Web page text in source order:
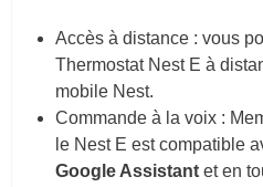
Accès à distance : vous
Thermostat Nest E à
mobile Nest.
Commande à la voix :
le Nest E est compatible
Google Assistant et en